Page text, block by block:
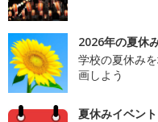
2026年の夏休
学校の夏休み
画しよう
夏休みイベン